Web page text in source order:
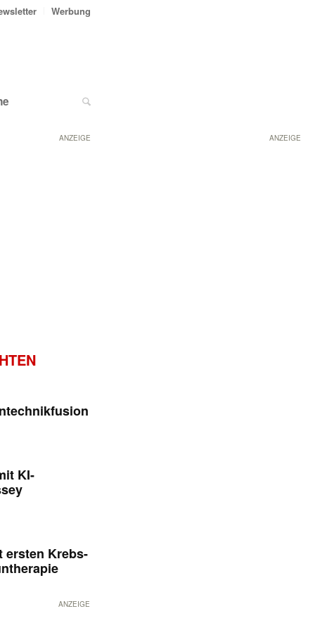
ANZEIGE
Werbung
ANZEIGE
KI-
ersten Krebs-
ANZEIGE